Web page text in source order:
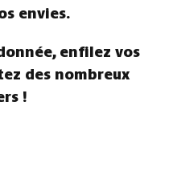
envies.
enfilez vos
des nombreux
!